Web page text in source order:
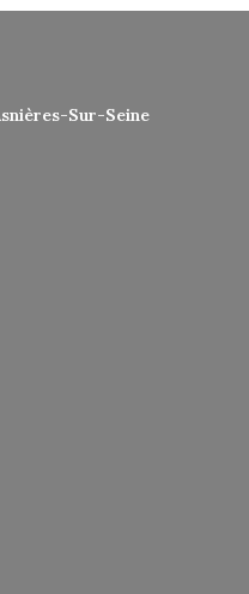
Sur-Seine